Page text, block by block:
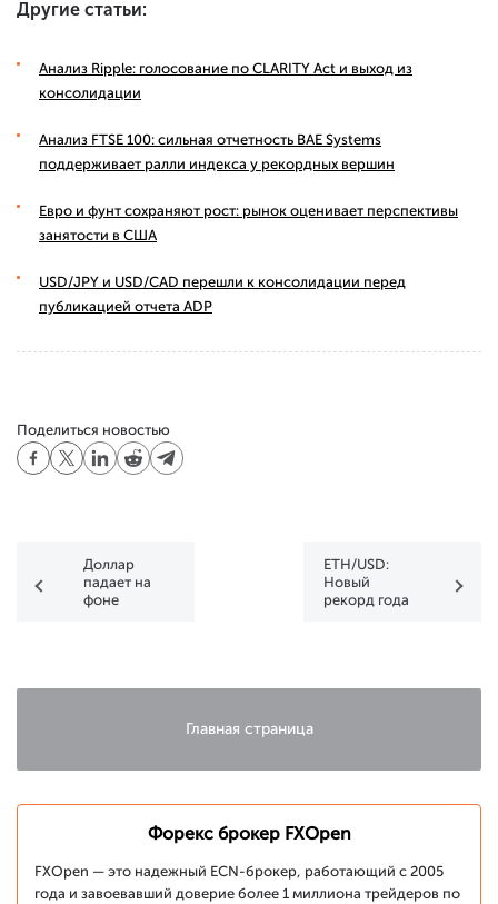
Другие статьи:
Анализ Ripple: голосование по CLARITY Act и выход из
консолидации
Анализ FTSE 100: сильная отчетность BAE Systems
поддерживает ралли индекса у рекордных вершин
Евро и фунт сохраняют рост: рынок оценивает перспективы
занятости в США
USD/JPY и USD/CAD перешли к консолидации перед
публикацией отчета ADP
Поделиться новостью
Доллар
падает на
фоне
США
ETH/USD:
Новый
рекорд года
Главная страница
Форекс брокер FXOpen
FXOpen — это надежный ECN-брокер, работающий с 2005
года и завоевавший доверие более 1 миллиона трейдеров по